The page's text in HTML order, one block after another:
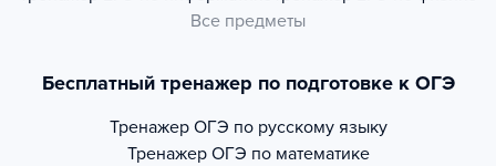
Все предметы
Бесплатный тренажер по подготовке к ОГЭ
Тренажер ОГЭ по русскому языку
Тренажер ОГЭ по математике